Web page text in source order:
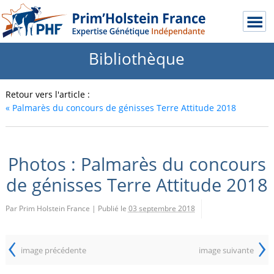
Bibliothèque
Retour vers l'article :
«Palmarès du concours de génisses Terre Attitude 2018
Photos : Palmarès du concours
de génisses Terre Attitude 2018
Par Prim Holstein France | Publié le 03 septembre 2018
‹ image précédente image suivante ›